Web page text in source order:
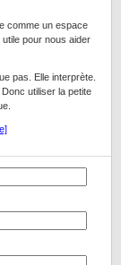
comme un espace
utile pour nous aider
pas. Elle interprète.
utiliser la petite